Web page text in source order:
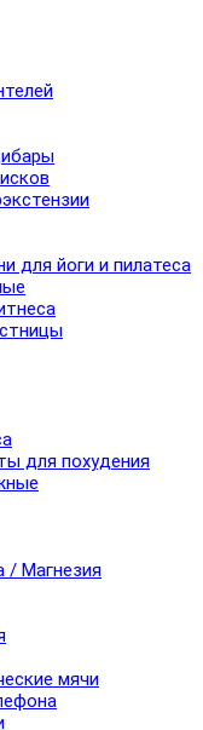
для йоги и пилатеса
для похудения
/ Магнезия
мячи